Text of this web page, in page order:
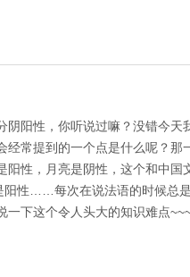
阴阳性，你听说过嘛？没错今
经常提到的一个点是什么呢？
阳性，月亮是阴性，这个和中
阳性……每次在说法语的时候总
下这个令人头大的知识难点